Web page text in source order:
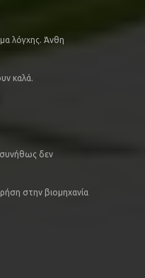
λόγχης. Άνθη
καλά.
συνήθως δεν
στην βιομηχανία